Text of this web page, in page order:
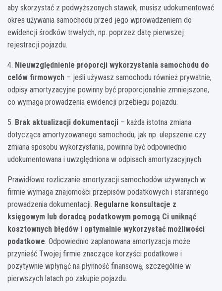
aby skorzystać z podwyższonych stawek, musisz udokumentować
okres używania samochodu przed jego wprowadzeniem do
ewidencji środków trwałych, np. poprzez datę pierwszej
rejestracji pojazdu.
4. Nieuwzględnienie proporcji wykorzystania samochodu do
celów firmowych – jeśli używasz samochodu również prywatnie,
odpisy amortyzacyjne powinny być proporcjonalnie zmniejszone,
co wymaga prowadzenia ewidencji przebiegu pojazdu.
5. Brak aktualizacji dokumentacji – każda istotna zmiana
dotycząca amortyzowanego samochodu, jak np. ulepszenie czy
zmiana sposobu wykorzystania, powinna być odpowiednio
udokumentowana i uwzględniona w odpisach amortyzacyjnych.
Prawidłowe rozliczanie amortyzacji samochodów używanych w
firmie wymaga znajomości przepisów podatkowych i starannego
prowadzenia dokumentacji. Regularne konsultacje z
księgowym lub doradcą podatkowym pomogą Ci uniknąć
kosztownych błędów i optymalnie wykorzystać możliwości
podatkowe. Odpowiednio zaplanowana amortyzacja może
przynieść Twojej firmie znaczące korzyści podatkowe i
pozytywnie wpłynąć na płynność finansową, szczególnie w
pierwszych latach po zakupie pojazdu.